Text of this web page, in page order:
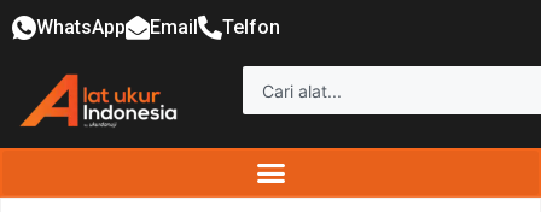
WhatsApp Email Telfon